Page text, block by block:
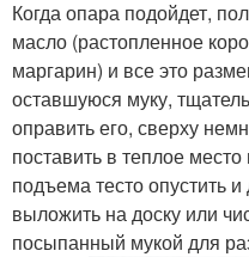
Когда опара подойдет,
масло (растопленное
маргарин) и все это
оставшуюся муку,
оправить его, сверху
поставить в теп­лое
подъема тесто опустить
выложить на доску или
посыпанный мукой для